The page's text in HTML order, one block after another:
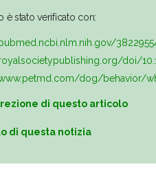
è stato verificato con:
doi/
dog/behavior/
di questo articolo
di questa notizia